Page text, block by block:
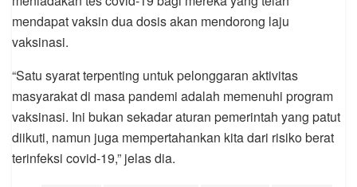
mendapat vaksin dua dosis akan mendorong laju
vaksinasi.
“Satu syarat terpenting untuk pelonggaran aktivitas
masyarakat di masa pandemi adalah memenuhi program
vaksinasi. Ini bukan sekadar aturan pemerintah yang patut
diikuti, namun juga mempertahankan kita dari risiko berat
terinfeksi covid-19,” jelas dia.